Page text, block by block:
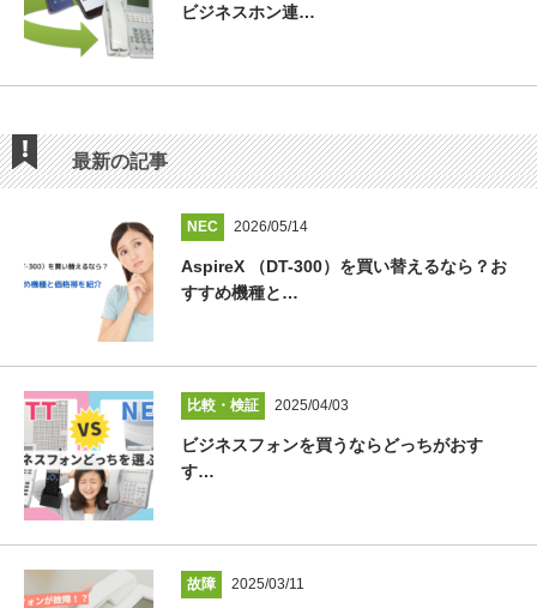
ビジネスホン連…
最新の記事
NEC 2026/05/14
AspireX （DT-300）を買い替えるなら？お
すすめ機種と…
比較・検証 2025/04/03
ビジネスフォンを買うならどっちがおす
す…
故障 2025/03/11